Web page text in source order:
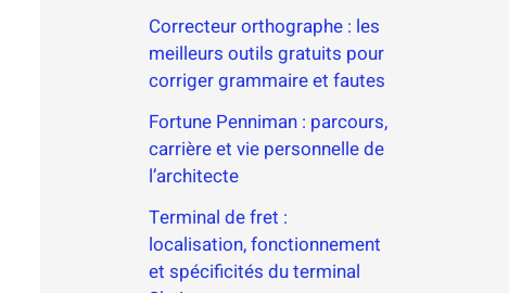
Correcteur orthographe : les
meilleurs outils gratuits pour
corriger grammaire et fautes
Fortune Penniman : parcours,
carrière et vie personnelle de
l’architecte
Terminal de fret :
localisation, fonctionnement
et spécificités du terminal